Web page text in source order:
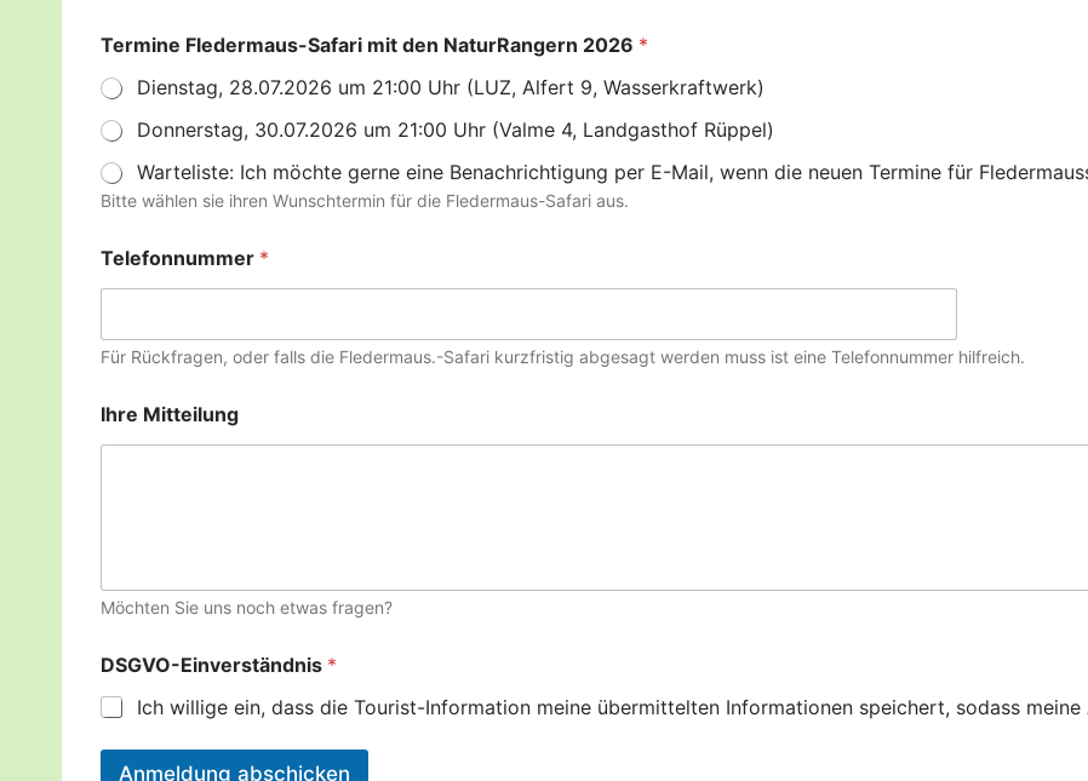
Termine Fledermaus-Safari mit den NaturRangern 2026 *
Dienstag, 28.07.2026 um 21:00 Uhr (LUZ, Alfert 9, Wasserkraftwerk)
Donnerstag, 30.07.2026 um 21:00 Uhr (Valme 4, Landgasthof Rüppel)
Warteliste: Ich möchte gerne eine Benachrichtigung per E-Mail, wenn die neuen Termine für
Bitte wählen sie ihren Wunschtermin für die Fledermaus-Safari aus.
Telefonnummer *
Für Rückfragen, oder falls die Fledermaus.-Safari kurzfristig abgesagt werden muss ist eine Telefonnummer hilfreich.
l
e
s
a
f
a
Ihre Mitteilung
Möchten Sie uns noch etwas fragen?
DSGVO-Einverständnis *
Ich willige ein, dass die Tourist-Information meine übermittelten Informationen speichert, sodass
Anmeldung abschicken